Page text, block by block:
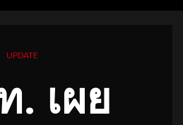
UPDATE
. เผย